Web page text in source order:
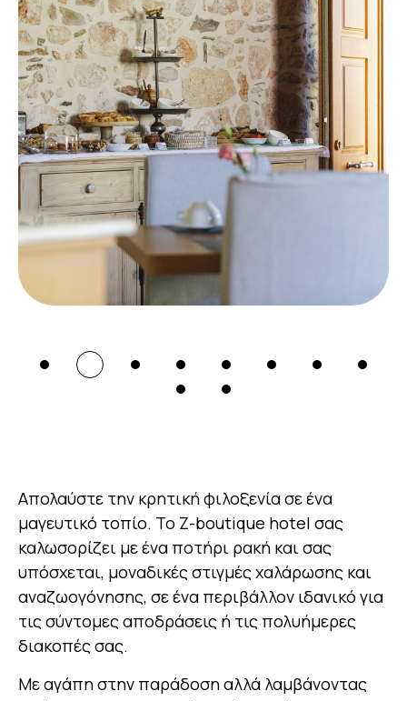
Απολαύστε την κρητική φιλοξενία σε ένα
μαγευτικό τοπίο. To Ζ-boutique hotel σας
καλωσορίζει με ένα ποτήρι ρακή και σας
υπόσχεται, μοναδικές στιγμές χαλάρωσης και
αναζωογόνησης, σε ένα περιβάλλον ιδανικό για
τις σύντομες αποδράσεις ή τις πολυήμερες
διακοπές σας.
Με αγάπη στην παράδοση αλλά λαμβάνοντας